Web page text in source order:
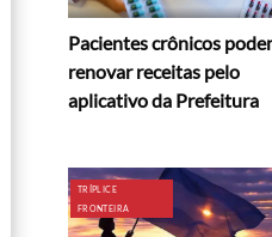
Pacientes crônicos
renovar receitas pelo
aplicativo da Prefeitura
TRÍPLICE
FRONTEIRA